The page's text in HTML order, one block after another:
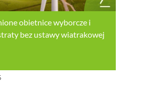
obietnice wyborcze i
bez ustawy wiatrakowej